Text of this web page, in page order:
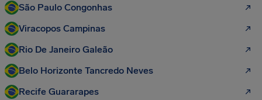
São Paulo Congonhas
Viracopos Campinas
Rio De Janeiro Galeão
Belo Horizonte Tancredo Neves
Recife Guararapes